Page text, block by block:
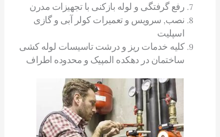
رفع گرفتگی و لوله بازکنی با تجهیزات مدرن
نصب, سرویس و تعمیرات کولر آبی و گازی
اسپلیت
کلیه خدمات ریز و درشت تاسیسات لوله کشی
ساختمان در دهکده المپیک و محدوده اطراف